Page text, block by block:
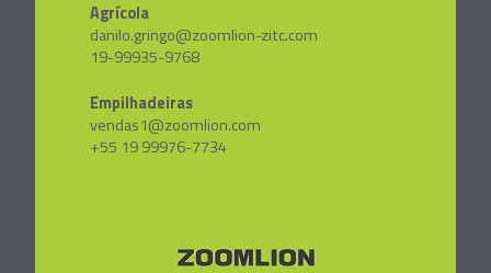
Agrícola
danilo.gringo@zoomlion-zitc.com
19-99935-9768
Empilhadeiras
vendas1@zoomlion.com
+55 19 99976-7734